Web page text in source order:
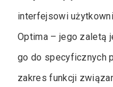
interfejsowi
Optima – jego zaletą
go do specyficznych
zakres funkcji